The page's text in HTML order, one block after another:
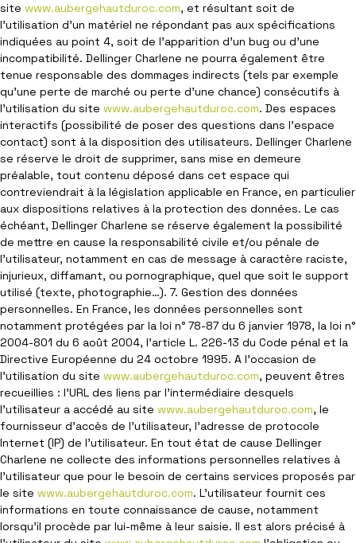
site www.aubergehautduroc.com, et résultant soit de
l’utilisation d’un matériel ne répondant pas aux spécifications
indiquées au point 4, soit de l’apparition d’un bug ou d’une
incompatibilité. Dellinger Charlene ne pourra également être
tenue responsable des dommages indirects (tels par exemple
qu’une perte de marché ou perte d’une chance) consécutifs à
l’utilisation du site www.aubergehautduroc.com. Des espaces
interactifs (possibilité de poser des questions dans l’espace
contact) sont à la disposition des utilisateurs. Dellinger Charlene
se réserve le droit de supprimer, sans mise en demeure
préalable, tout contenu déposé dans cet espace qui
contreviendrait à la législation applicable en France, en particulier
aux dispositions relatives à la protection des données. Le cas
échéant, Dellinger Charlene se réserve également la possibilité
de mettre en cause la responsabilité civile et/ou pénale de
l’utilisateur, notamment en cas de message à caractère raciste,
injurieux, diffamant, ou pornographique, quel que soit le support
utilisé (texte, photographie…). 7. Gestion des données
personnelles. En France, les données personnelles sont
notamment protégées par la loi n° 78-87 du 6 janvier 1978, la loi n°
2004-801 du 6 août 2004, l'article L. 226-13 du Code pénal et la
Directive Européenne du 24 octobre 1995. A l'occasion de
l'utilisation du site www.aubergehautduroc.com, peuvent êtres
recueillies : l'URL des liens par l'intermédiaire desquels
l'utilisateur a accédé au site www.aubergehautduroc.com, le
fournisseur d'accès de l'utilisateur, l'adresse de protocole
Internet (IP) de l'utilisateur. En tout état de cause Dellinger
Charlene ne collecte des informations personnelles relatives à
l'utilisateur que pour le besoin de certains services proposés par
le site www.aubergehautduroc.com. L'utilisateur fournit ces
informations en toute connaissance de cause, notamment
lorsqu'il procède par lui-même à leur saisie. Il est alors précisé à